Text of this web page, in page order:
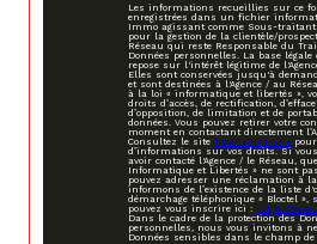
Les informations recueillies sur ce
enregistrées dans un fichier
Immo agissant comme Sous-
pour la gestion de la clientèle/
Réseau qui reste Responsable du
Données personnelles. La base
repose sur l'intérêt légitime de
Elles sont conservées jusqu'à
et sont destinées à l'Agence / au
à la loi « informatique et libertés »,
droits d’accès, de rectification,
d’opposition, de limitation et de
données. Vous pouvez retirer votre
moment en contactant directement
Consultez le site https://cnil.fr/fr
d’informations sur vos droits. Si
avoir contacté l'Agence / le Réseau,
Informatique et Libertés » ne sont
pouvez adresser une réclamation à la
informons de l’existence de la liste
démarchage téléphonique « Bloctel »,
pouvez vous inscrire ici : https://
Dans le cadre de la protection des
personnelles, nous vous invitons à
Données sensibles dans le champ